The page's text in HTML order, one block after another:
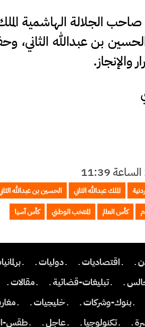
الجلالة الهاشمية
بن عبدالله الثاني،
والإنجاز.
الملك عبدالله الثاني الحسين بن عبدالله
كأس العالم المنتخب الوطني كأس آسيا
ـ ـ اقتصاديات ـ ـ دوليات ـ ـ
ـ
ـ تبليغات-قضائية ـ ـ مقالات ـ
ـ بنوك-وشركات ـ ـ خليجيات ـ ـ
ـ
ـ تكنولوجيا ـ ـ عاجل ـ ـ طقس-